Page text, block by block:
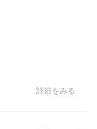
詳細をみる